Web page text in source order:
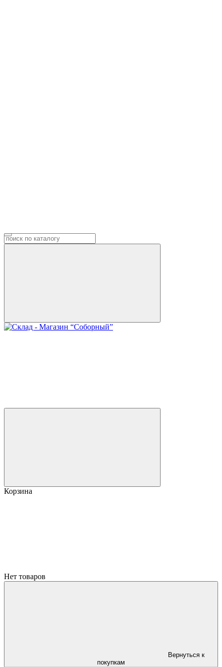
Корзина
Нет товаров
Вернуться к
покупкам